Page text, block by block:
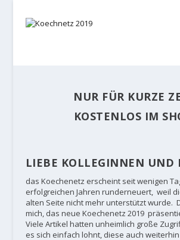
NUR FÜR KURZE
KOSTENLOS IM
LIEBE KOLLEGINNEN UND
das Koechenetz erscheint seit wenigen
erfolgreichen Jahren runderneuert, weil
alten Seite nicht mehr unterstützt wurde.
mich, das neue Koechenetz 2019
Viele Artikel hatten unheimlich große
es sich einfach lohnt, diese auch